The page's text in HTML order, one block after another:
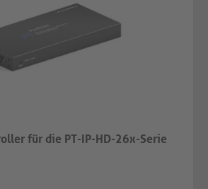
für die PT-IP-HD-26x-Serie